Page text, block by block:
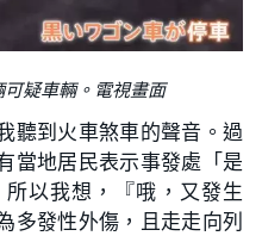
疑車輛。電視畫面
聽到火車煞車的聲音。過
當地居民表示事發處「是
以我想，『哦，又發生
多發性外傷，且走走向列